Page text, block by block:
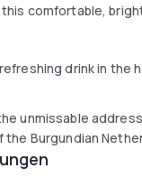
comfortable,
drink in the
unmissable
the Burgundian